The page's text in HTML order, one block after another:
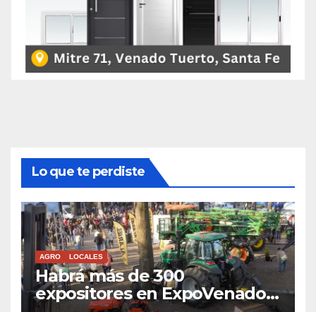
Lo que te perdiste
AGRO LOCALES
Habrá más de 300
expositores en ExpoVenado